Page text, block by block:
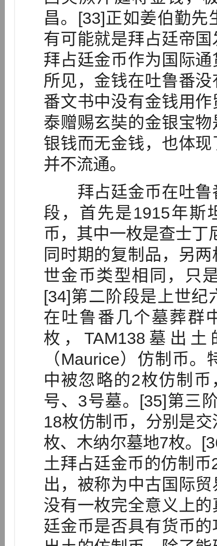
昌。[33]正如姜伯勤
有可能就是拜占廷帝
拜占廷金币作为国际
所见，金钱在吐鲁番
番文书中没有金钱用
泰赠赐玄奘的金银宝
银钱而无金钱，也体
并不流通。
拜占廷金币在吐鲁
段，首先是1915年斯
币，其中一枚是查士丁
同时期的复制品，另
世金币类型相同，只
[34]第二阶段是上世纪
在吐鲁番几个墓葬群
枚，TAM138墓出
（Maurice）仿制币
中被忽略的2枚仿制
号、3号墓。[35]第三
18枚仿制币，分别是
枚、木纳尔墓地7枚。
土拜占廷金币的仿制
出，被称为中古国际
没有一枚完全意义上
廷金币是否具有货币